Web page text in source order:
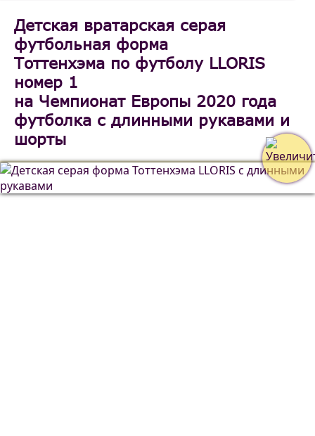
Детская вратарская серая
футбольная форма
Тоттенхэма по футболу LLORIS
номер 1
на Чемпионат Европы 2020 года
футболка с длинными рукавами и
шорты